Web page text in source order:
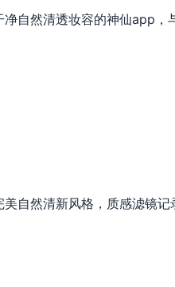
自然清透妆容的神仙app
自然清新风格，质感滤镜记